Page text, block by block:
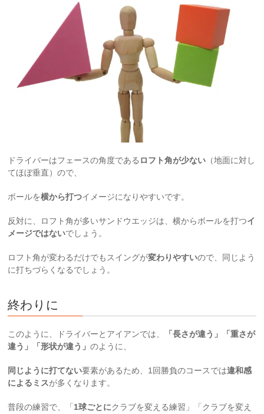
ドライバーはフェースの角度である ロフト角が少ない （地面に対し
てほぼ垂直）ので、
ボールを横から打つイメージになりやすいです。
反対に、ロフト角が多いサンドウエッジは、横からボールを打つイ
メージではないでしょう。
ロフト角が変わるだけでもスイングが変わりやすいので、同じよう
に打ちづらくなるでしょう。
終わりに
このように、ドライバーとアイアンでは、
「長さが違う」「重さが
違う」「形状が違う」のように、
同じように打てない要素があるため、1回勝負のコースでは違和感
によるミスが多くなります。
普段の練習で、「 1球ごとにクラブを変える練習」「クラブを変え